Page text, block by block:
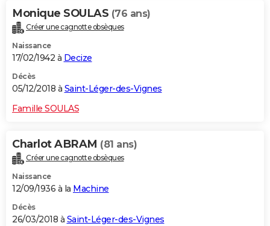
Monique SOULAS (76 ans)
Créer une cagnotte obsèques
Naissance
17/02/1942 à Decize
Décès
05/12/2018 à Saint-Léger-des-Vignes
Famille SOULAS
Charlot ABRAM (81 ans)
Créer une cagnotte obsèques
Naissance
12/09/1936 à la Machine
Décès
26/03/2018 à Saint-Léger-des-Vignes